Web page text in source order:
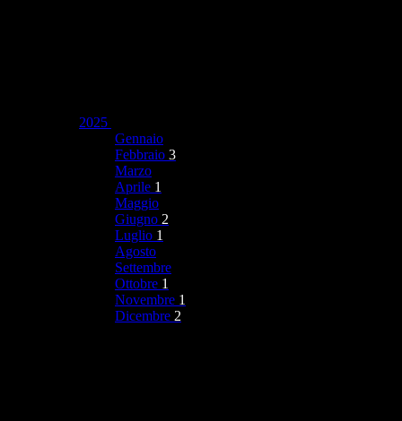
2025
Gennaio
Febbraio 3
Marzo
Aprile 1
Maggio
Giugno 2
Luglio 1
Agosto
Settembre
Ottobre 1
Novembre 1
Dicembre 2